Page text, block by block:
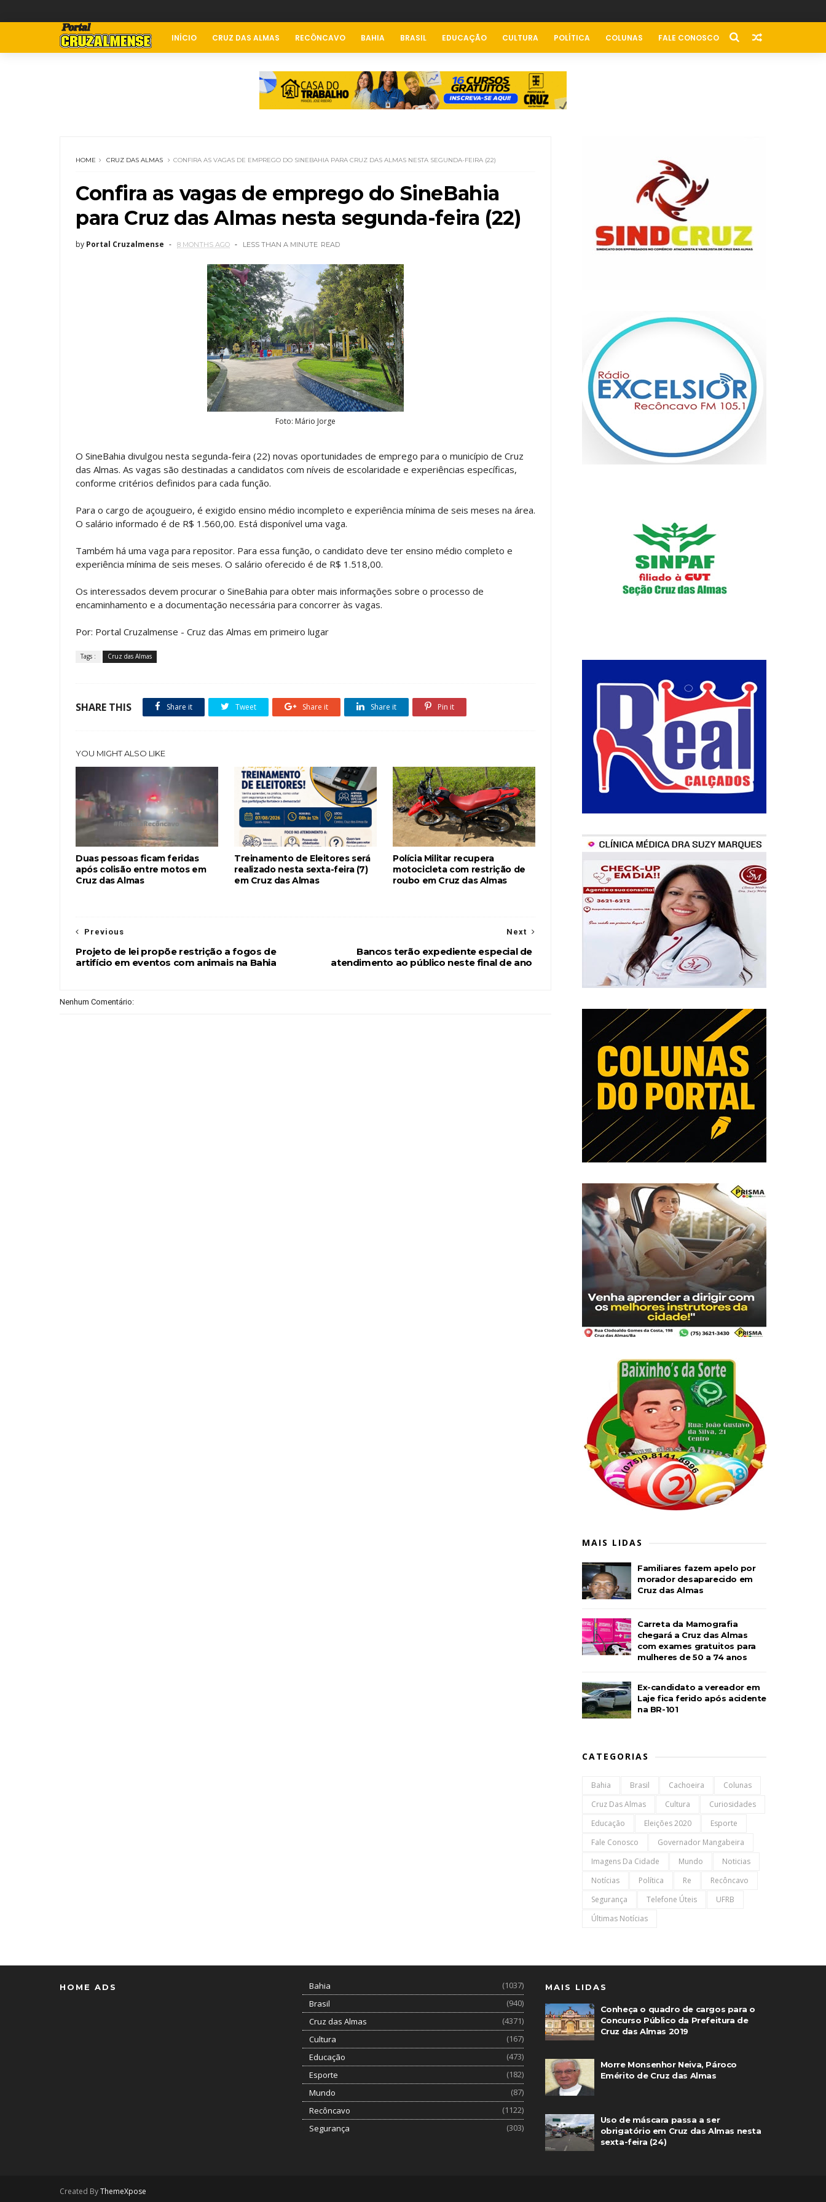
INÍCIO CRUZ DAS ALMAS RECÔNCAVO BAHIA BRASIL EDUCAÇÃO CULTURA POLÍTICA COLUNAS FALE CONOSCO
HOME CRUZ DAS ALMAS CONFIRA AS VAGAS DE EMPREGO DO SINEBAHIA PARA CRUZ DAS ALMAS NESTA SEGUNDA-FEIRA (22)
Confira as vagas de emprego do SineBahia
para Cruz das Almas nesta segunda-feira (22)
by Portal Cruzalmense 8 MONTHS AGO LESS THAN A MINUTE READ
Foto: Mário Jorge
O SineBahia divulgou nesta segunda-feira (22) novas oportunidades de emprego para o município de Cruz
das Almas. As vagas são destinadas a candidatos com níveis de escolaridade e experiências específicas,
conforme critérios definidos para cada função.
Para o cargo de açougueiro, é exigido ensino médio incompleto e experiência mínima de seis meses na área.
O salário informado é de R$ 1.560,00. Está disponível uma vaga.
Também há uma vaga para repositor. Para essa função, o candidato deve ter ensino médio completo e
experiência mínima de seis meses. O salário oferecido é de R$ 1.518,00.
Os interessados devem procurar o SineBahia para obter mais informações sobre o processo de
encaminhamento e a documentação necessária para concorrer às vagas.
Por: Portal Cruzalmense - Cruz das Almas em primeiro lugar
Tags : Cruz das Almas
SHARE THIS Share it Tweet Share it Share it Pin it
YOU MIGHT ALSO LIKE
Duas pessoas ficam feridas
após colisão entre motos em
Cruz das Almas
Treinamento de Eleitores será
realizado nesta sexta-feira (7)
em Cruz das Almas
Polícia Militar recupera
motocicleta com restrição de
roubo em Cruz das Almas
Next
Bancos terão expediente especial de
atendimento ao público neste final de ano
Previous
Projeto de lei propõe restrição a fogos de
artifício em eventos com animais na Bahia
Nenhum Comentário:
MAIS LIDAS
Familiares fazem apelo por
morador desaparecido em
Cruz das Almas
Carreta da Mamografia
chegará a Cruz das Almas
com exames gratuitos para
mulheres de 50 a 74 anos
Ex-candidato a vereador em
Laje fica ferido após acidente
na BR-101
CATEGORIAS
Bahia Brasil Cachoeira
Colunas
Cruz Das Almas
Cultura
Curiosidades
Educação
Eleições 2020
Esporte
Fale Conosco
Governador Mangabeira
Imagens Da Cidade
Mundo
Noticias
Notícias
Política Re
Recôncavo
Segurança
Telefone Úteis
UFRB
Últimas Notícias
HOME ADS Bahia
(1037)
Brasil
(940)
Cruz das Almas
(4371)
Cultura
(167)
Educação
(473)
Esporte
(182)
Mundo
(87)
Recôncavo
(1122)
Segurança
(303)
MAIS LIDAS
Conheça o quadro de cargos para o
Concurso Público da Prefeitura de
Cruz das Almas 2019
Morre Monsenhor Neiva, Pároco
Emérito de Cruz das Almas
Uso de máscara passa a ser
obrigatório em Cruz das Almas nesta
sexta-feira (24)
Created ByThemeXpose